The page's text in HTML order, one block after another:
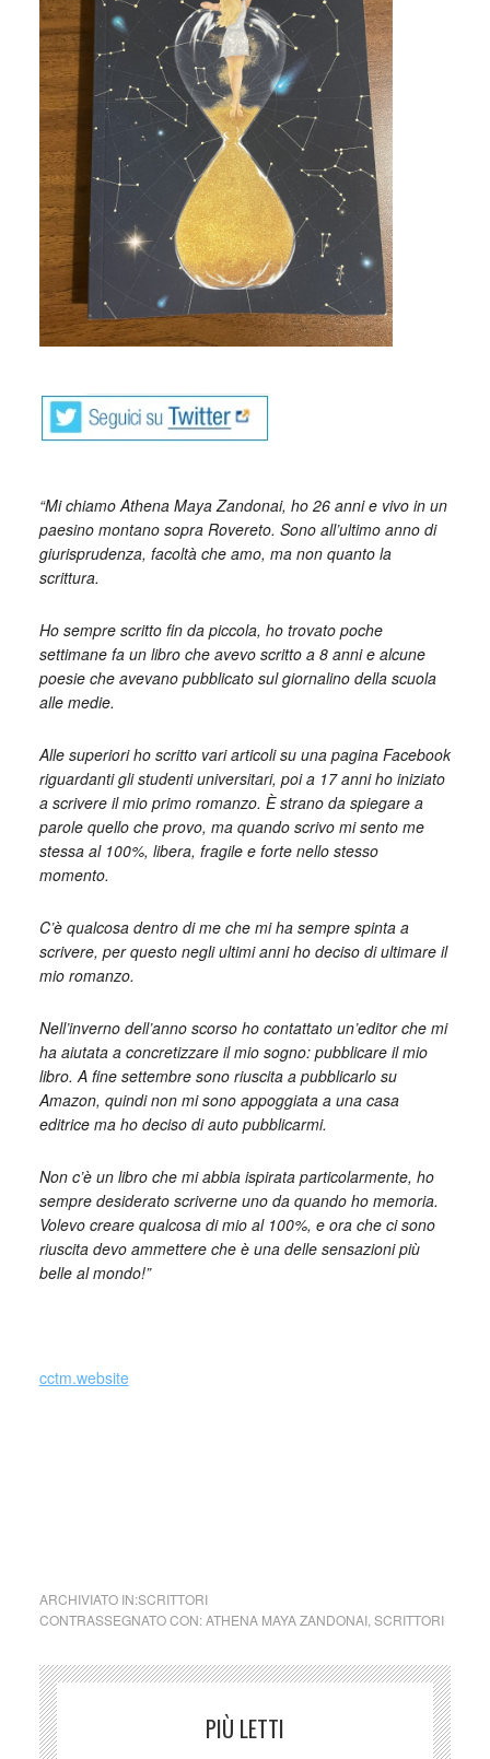
“Mi chiamo Athena Maya Zandonai, ho 26 anni e vivo in un
paesino montano sopra Rovereto. Sono all’ultimo anno di
giurisprudenza, facoltà che amo, ma non quanto la
scrittura.
Ho sempre scritto fin da piccola, ho trovato poche
settimane fa un libro che avevo scritto a 8 anni e alcune
poesie che avevano pubblicato sul giornalino della scuola
alle medie.
Alle superiori ho scritto vari articoli su una pagina Facebook
riguardanti gli studenti universitari, poi a 17 anni ho iniziato
a scrivere il mio primo romanzo. È strano da spiegare a
parole quello che provo, ma quando scrivo mi sento me
stessa al 100%, libera, fragile e forte nello stesso
momento.
C’è qualcosa dentro di me che mi ha sempre spinta a
scrivere, per questo negli ultimi anni ho deciso di ultimare il
mio romanzo.
Nell’inverno dell’anno scorso ho contattato un’editor che mi
ha aiutata a concretizzare il mio sogno: pubblicare il mio
libro. A fine settembre sono riuscita a pubblicarlo su
Amazon, quindi non mi sono appoggiata a una casa
editrice ma ho deciso di auto pubblicarmi.
Non c’è un libro che mi abbia ispirata particolarmente, ho
sempre desiderato scriverne uno da quando ho memoria.
Volevo creare qualcosa di mio al 100%, e ora che ci sono
riuscita devo ammettere che è una delle sensazioni più
belle al mondo!”
cctm.website
ARCHIVIATO IN:SCRITTORI
CONTRASSEGNATO CON:ATHENA MAYA ZANDONAI, SCRITTORI
PIÙ LETTI